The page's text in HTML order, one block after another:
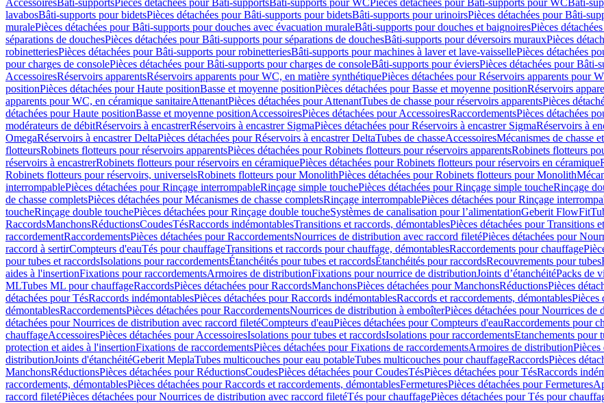
AccessoiresBâti-supportsPièces détachées pour Bâti-supportsBâti-supports pour WCPièces détachées pour Bâti-supports pour WCBâti-
lavabosBâti-supports pour bidetsPièces détachées pour Bâti-supports pour bidetsBâti-supports pour urinoirsPièces détachées pour Bâti-
muralePièces détachées pour Bâti-supports pour douches avec évacuation muraleBâti-supports pour douches et baignoiresPièces
séparations de douchesPièces détachées pour Bâti-supports pour séparations de douchesBâti-supports pour déversoirs murauxPièces
robinetteriesPièces détachées pour Bâti-supports pour robinetteriesBâti-supports pour machines à laver et lave-vaissellePièces détachées
pour charges de consolePièces détachées pour Bâti-supports pour charges de consoleBâti-supports pour éviersPièces détachées pour Bâti-
AccessoiresRéservoirs apparentsRéservoirs apparents pour WC, en matière synthétiquePièces détachées pour Réservoirs apparents pour
positionPièces détachées pour Haute positionBasse et moyenne positionPièces détachées pour Basse et moyenne positionRéservoirs
apparents pour WC, en céramique sanitaireAttenantPièces détachées pour AttenantTubes de chasse pour réservoirs apparentsPièces
détachées pour Haute positionBasse et moyenne positionAccessoiresPièces détachées pour AccessoiresRaccordementsPièces détachées
modérateurs de débitRéservoirs à encastrerRéservoirs à encastrer SigmaPièces détachées pour Réservoirs à encastrer SigmaRéservoirs à
OmegaRéservoirs à encastrer DeltaPièces détachées pour Réservoirs à encastrer DeltaTubes de chasseAccessoiresMécanismes de chasse
flotteursRobinets flotteurs pour réservoirs apparentsPièces détachées pour Robinets flotteurs pour réservoirs apparentsRobinets flotteurs
réservoirs à encastrerRobinets flotteurs pour réservoirs en céramiquePièces détachées pour Robinets flotteurs pour réservoirs en céramique
Robinets flotteurs pour réservoirs, universelsRobinets flotteurs pour MonolithPièces détachées pour Robinets flotteurs pour Monolith
interrompablePièces détachées pour Rinçage interrompableRinçage simple touchePièces détachées pour Rinçage simple toucheRinçage
de chasse completsPièces détachées pour Mécanismes de chasse completsRinçage interrompablePièces détachées pour Rinçage
toucheRinçage double touchePièces détachées pour Rinçage double toucheSystèmes de canalisation pour l’alimentationGeberit FlowFit
RaccordsManchonsRéductionsCoudesTésRaccords indémontablesTransitions et raccords, démontablesPièces détachées pour Transitions
raccordementRaccordementsPièces détachées pour RaccordementsNourrices de distribution avec raccord filetéPièces détachées pour
raccord à sertirCompteurs d'eauTés pour chauffageTransitions et raccords pour chauffage, démontablesRaccordements pour chauffage
pour tubes et raccordsIsolations pour raccordementsÉtanchéités pour tubes et raccordsÉtanchéités pour raccordsRecouvrements pour tubes
aides à l'insertionFixations pour raccordementsArmoires de distributionFixations pour nourrice de distributionJoints d’étanchéitéPacks de
MLTubes ML pour chauffageRaccordsPièces détachées pour RaccordsManchonsPièces détachées pour ManchonsRéductionsPièces
détachées pour TésRaccords indémontablesPièces détachées pour Raccords indémontablesRaccords et raccordements, démontablesPièces
démontablesRaccordementsPièces détachées pour RaccordementsNourrices de distribution à emboîterPièces détachées pour Nourrices de
détachées pour Nourrices de distribution avec raccord filetéCompteurs d'eauPièces détachées pour Compteurs d'eauRaccordements pour
chauffageAccessoiresPièces détachées pour AccessoiresIsolations pour tubes et raccordsIsolations pour raccordementsEtanchements pour
protection et aides à l'insertionFixations de raccordementsPièces détachées pour Fixations de raccordementsArmoires de distribution
distributionJoints d'étanchéitéGeberit MeplaTubes multicouches pour eau potableTubes multicouches pour chauffageRaccordsPièces
ManchonsRéductionsPièces détachées pour RéductionsCoudesPièces détachées pour CoudesTésPièces détachées pour TésRaccords
raccordements, démontablesPièces détachées pour Raccords et raccordements, démontablesFermeturesPièces détachées pour Fermetures
raccord filetéPièces détachées pour Nourrices de distribution avec raccord filetéTés pour chauffagePièces détachées pour Tés pour